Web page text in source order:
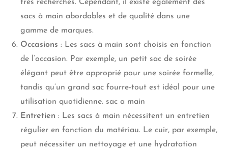
très recherchés. Cependant, il existe également des
sacs à main abordables et de qualité dans une
gamme de marques.
Occasions : Les sacs à main sont choisis en fonction
de l’occasion. Par exemple, un petit sac de soirée
élégant peut être approprié pour une soirée formelle,
tandis qu’un grand sac fourre-tout est idéal pour une
utilisation quotidienne. sac a main
Entretien : Les sacs à main nécessitent un entretien
régulier en fonction du matériau. Le cuir, par exemple,
peut nécessiter un nettoyage et une hydratation